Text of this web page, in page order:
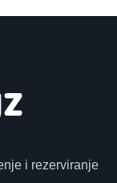
i rezerviranje